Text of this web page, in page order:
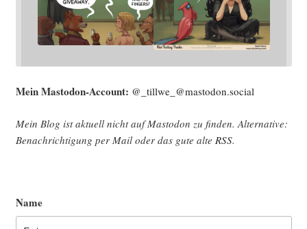
Mein Mast­o­don-Account: @_tillwe_@mastodon.social
Mein Blog ist aktu­ell nicht auf Mast­o­don zu fin­den. Alter­na­ti­ve:
Benach­rich­ti­gung per Mail oder das gute alte RSS.
Name